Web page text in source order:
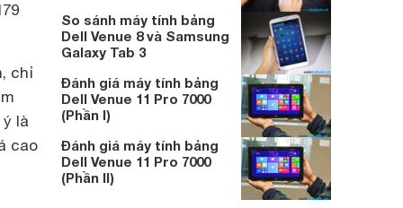
chỉ
là
cao
So sánh máy tính bảng
Dell Venue 8 và Samsung
Galaxy Tab 3
Đánh giá máy tính bảng
Dell Venue 11 Pro 7000
(Phần I)
Đánh giá máy tính bảng
Dell Venue 11 Pro 7000
(Phần II)